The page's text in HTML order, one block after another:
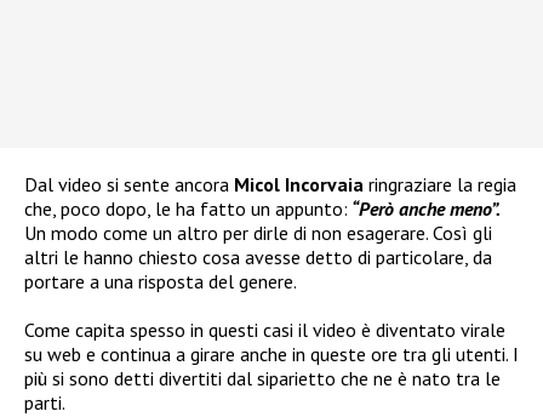
Dal video si sente ancora Micol Incorvaia ringraziare la regia
che, poco dopo, le ha fatto un appunto: “Però anche meno”.
Un modo come un altro per dirle di non esagerare. Così gli
altri le hanno chiesto cosa avesse detto di particolare, da
portare a una risposta del genere.
Come capita spesso in questi casi il video è diventato virale
su web e continua a girare anche in queste ore tra gli utenti. I
più si sono detti divertiti dal siparietto che ne è nato tra le
parti.